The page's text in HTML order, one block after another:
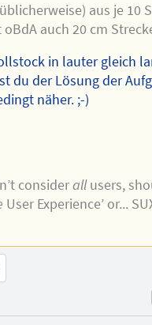
aus je 10
auch 20 cm
in lauter gleich
du der Lösung der
näher. ;-)
considerallusers,
User Experience’ or...